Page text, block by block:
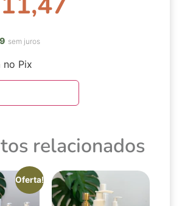
sem juros
no Pix
relacionados
Oferta!